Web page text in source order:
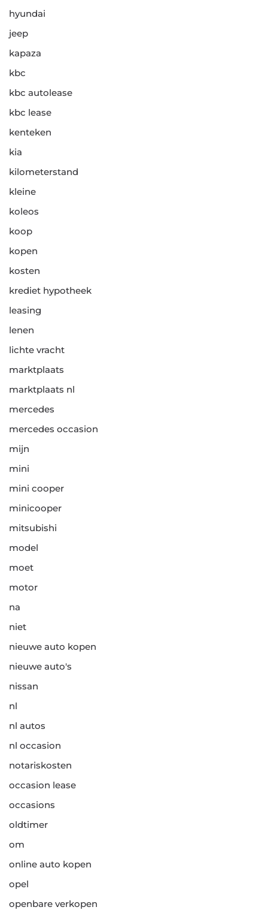
hyundai
jeep
kapaza
kbc
kbc autolease
kbc lease
kenteken
kia
kilometerstand
kleine
koleos
koop
kopen
kosten
krediet hypotheek
leasing
lenen
lichte vracht
marktplaats
marktplaats nl
mercedes
mercedes occasion
mijn
mini
mini cooper
minicooper
mitsubishi
model
moet
motor
na
niet
nieuwe auto kopen
nieuwe auto's
nissan
nl
nl autos
nl occasion
notariskosten
occasion lease
occasions
oldtimer
om
online auto kopen
opel
openbare verkopen